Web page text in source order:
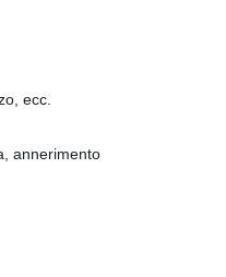
ecc.
annerimento